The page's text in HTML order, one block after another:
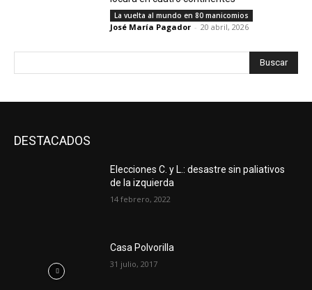
La vuelta al mundo en 80 manicomios
José María Pagador - 20 abril, 2026
Buscar
DESTACADOS
Elecciones C. y L.: desastre sin paliativos
de la izquierda
14 febrero, 2022
Casa Polvorilla
31 julio, 2017